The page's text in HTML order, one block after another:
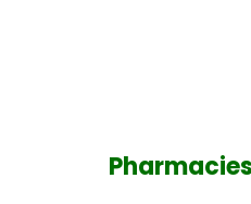
(Laguépie)